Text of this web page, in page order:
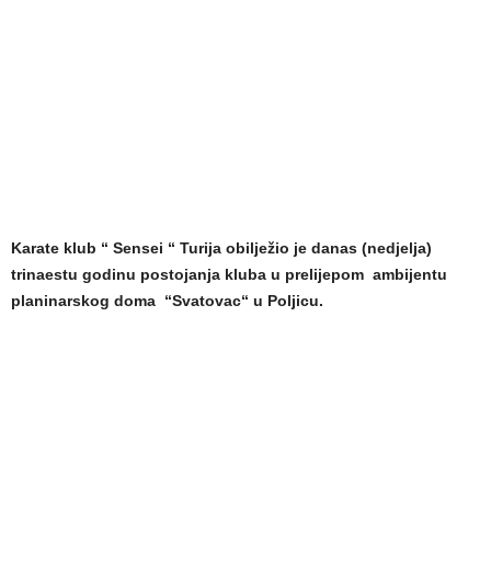
Karate klub “ Sensei “ Turija obilježio je danas (nedjelja)
trinaestu godinu postojanja kluba u prelijepom ambijentu
planinarskog doma “Svatovac“ u Poljicu.